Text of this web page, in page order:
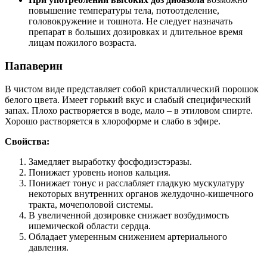
повышение температуры тела, потоотделение,
головокружение и тошнота. Не следует назначать
препарат в больших дозировках и длительное время
лицам пожилого возраста.
Папаверин
В чистом виде представляет собой кристаллический порошок
белого цвета. Имеет горький вкус и слабый специфический
запах. Плохо растворяется в воде, мало – в этиловом спирте.
Хорошо растворяется в хлороформе и слабо в эфире.
Свойства:
Замедляет выработку фосфодиэстэразы.
Понижает уровень ионов кальция.
Понижает тонус и расслабляет гладкую мускулатуру
некоторых внутренних органов желудочно-кишечного
тракта, мочеполовой системы.
В увеличенной дозировке снижает возбудимость
ишемической области сердца.
Обладает умеренным снижением артериального
давления.